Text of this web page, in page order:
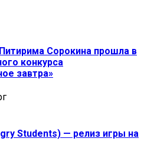
Сорокина прошла в
конкурса
завтра»
Students) — релиз игры на